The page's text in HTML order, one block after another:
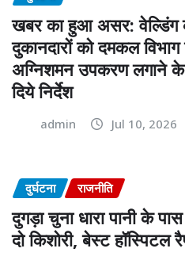
खबर का हुआ असर: वेल्डिंग
दुकानदारों को दमकल
अग्निशमन उपकरण लगाने के
दिये निर्देश
admin Jul 10, 2026
दुर्घटना राजनीति
दुगड़ा चुना धारा पानी के पास
दो किशोरी, बेस्ट हॉस्पिटल